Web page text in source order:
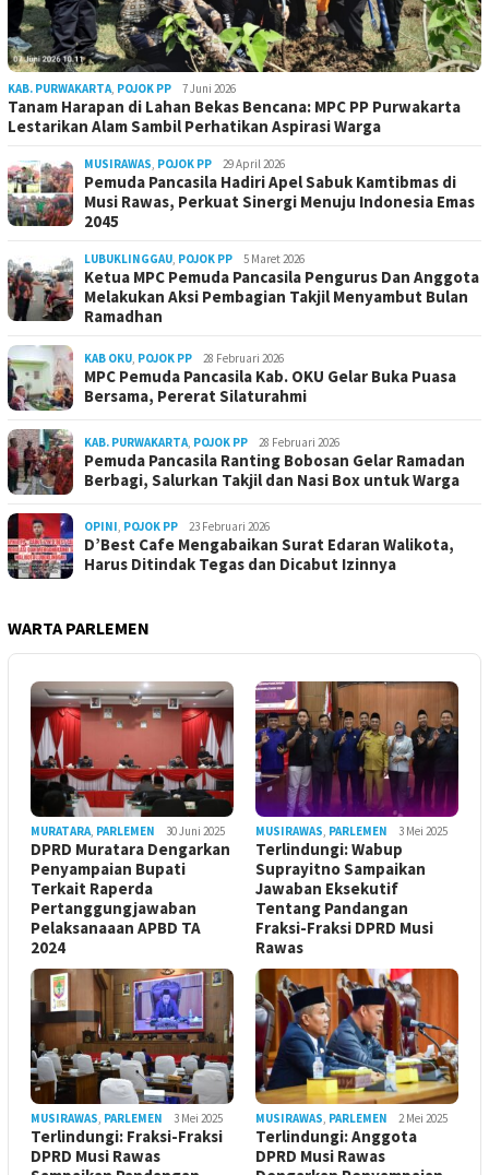
KAB. PURWAKARTA, POJOK PP 7 Juni 2026
Tanam Harapan di Lahan Bekas Bencana: MPC PP Purwakarta
Lestarikan Alam Sambil Perhatikan Aspirasi Warga
MUSIRAWAS, POJOK PP 29 April 2026
Pemuda Pancasila Hadiri Apel Sabuk Kamtibmas di
Musi Rawas, Perkuat Sinergi Menuju Indonesia Emas
2045
LUBUKLINGGAU, POJOK PP 5 Maret 2026
Ketua MPC Pemuda Pancasila Pengurus Dan Anggota
Melakukan Aksi Pembagian Takjil Menyambut Bulan
Ramadhan
KAB OKU, POJOK PP 28 Februari 2026
MPC Pemuda Pancasila Kab. OKU Gelar Buka Puasa
Bersama, Pererat Silaturahmi
KAB. PURWAKARTA, POJOK PP 28 Februari 2026
Pemuda Pancasila Ranting Bobosan Gelar Ramadan
Berbagi, Salurkan Takjil dan Nasi Box untuk Warga
OPINI, POJOK PP 23 Februari 2026
D’Best Cafe Mengabaikan Surat Edaran Walikota,
Harus Ditindak Tegas dan Dicabut Izinnya
WARTA PARLEMEN
MURATARA, PARLEMEN 30 Juni 2025
DPRD Muratara Dengarkan
Penyampaian Bupati
Terkait Raperda
Pertanggungjawaban
Pelaksanaaan APBD TA
2024
MUSIRAWAS, PARLEMEN 3 Mei 2025
Terlindungi: Wabup
Suprayitno Sampaikan
Jawaban Eksekutif
Tentang Pandangan
Fraksi-Fraksi DPRD Musi
Rawas
MUSIRAWAS, PARLEMEN 3 Mei 2025
Terlindungi: Fraksi-Fraksi
DPRD Musi Rawas
MUSIRAWAS, PARLEMEN 2 Mei 2025
Terlindungi: Anggota
DPRD Musi Rawas